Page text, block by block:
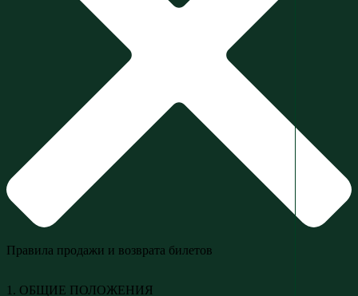
Правила продажи и возврата билетов
1. ОБЩИЕ ПОЛОЖЕНИЯ